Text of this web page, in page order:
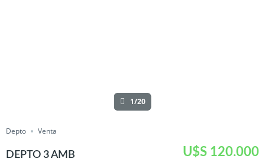
1/20
Depto Venta
DEPTO 3 AMB
U$S 120.000